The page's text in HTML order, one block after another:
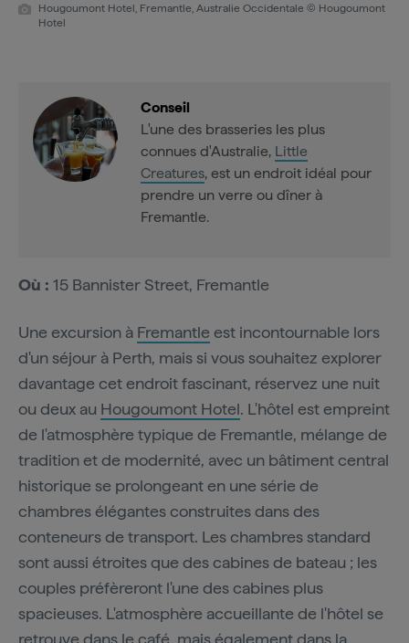
Hougoumont Hotel, Fremantle, Australie Occidentale © Hougoumont
Hotel
Conseil
L'une des brasseries les plus
connues d'Australie, Little
Creatures, est un endroit idéal pour
prendre un verre ou dîner à
Fremantle.
Où : 15 Bannister Street, Fremantle
Une excursion à Fremantle est incontournable lors
d'un séjour à Perth, mais si vous souhaitez explorer
davantage cet endroit fascinant, réservez une nuit
ou deux au Hougoumont Hotel. L'hôtel est empreint
de l'atmosphère typique de Fremantle, mélange de
tradition et de modernité, avec un bâtiment central
historique se prolongeant en une série de
chambres élégantes construites dans des
conteneurs de transport. Les chambres standard
sont aussi étroites que des cabines de bateau ; les
couples préfèreront l'une des cabines plus
spacieuses. L'atmosphère accueillante de l'hôtel se
retrouve dans le café, mais également dans la